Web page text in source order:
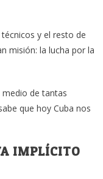
y el resto de
misión: la lucha por la
de tantas
que hoy Cuba nos
IMPLÍCITO